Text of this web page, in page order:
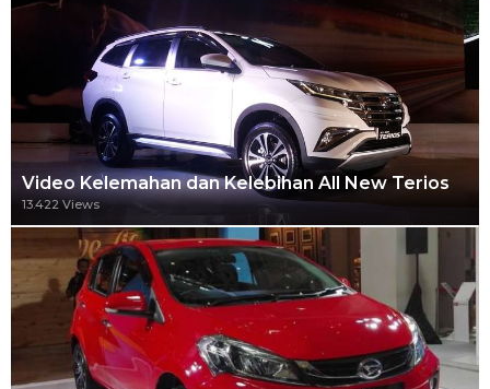
Video Kelemahan dan Kelebihan All New Terios
13.422 Views